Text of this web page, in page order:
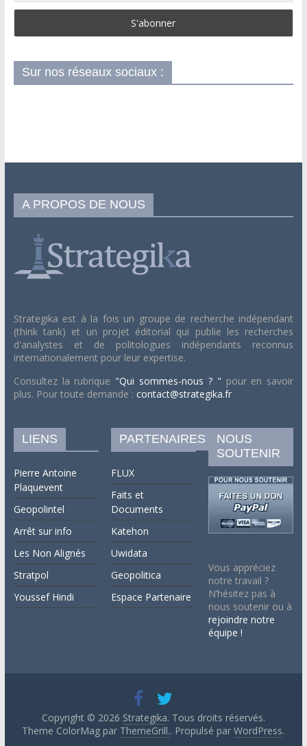
Sur nos réseaux sociaux :
A PROPOS DE NOUS
Strategika est à la fois un groupe de recherche indépendant
(think tank) et un projet éditorial qui publie les recherches
d'analystes et de politologues indépendants reconnus
internationalement pour leur expertise.
Consultez la rubrique "Qui sommes-nous ? " pour en savoir
plus. Pour toute demande : contact@strategika.fr
LIENS
Pierre Antoine
Plaquevent
Geopolintel
Arrêt sur info
Les Non Alignés
Stratpol
Youssef Hindi
PARTENAIRES
FLUX
Faits et
Documents
Katehon
Uwidata
Geopolitica
Espace Partenaire
NOUS
SOUTENIR
Vous appréciez
notre travail ?
N’hésitez pas à
nous soutenir ou à
rejoindre notre
équipe !
Copyright © 2026 Strategika. Tous droits réservés.
Theme ColorMag par ThemeGrill.. Propulsé parWordPress.